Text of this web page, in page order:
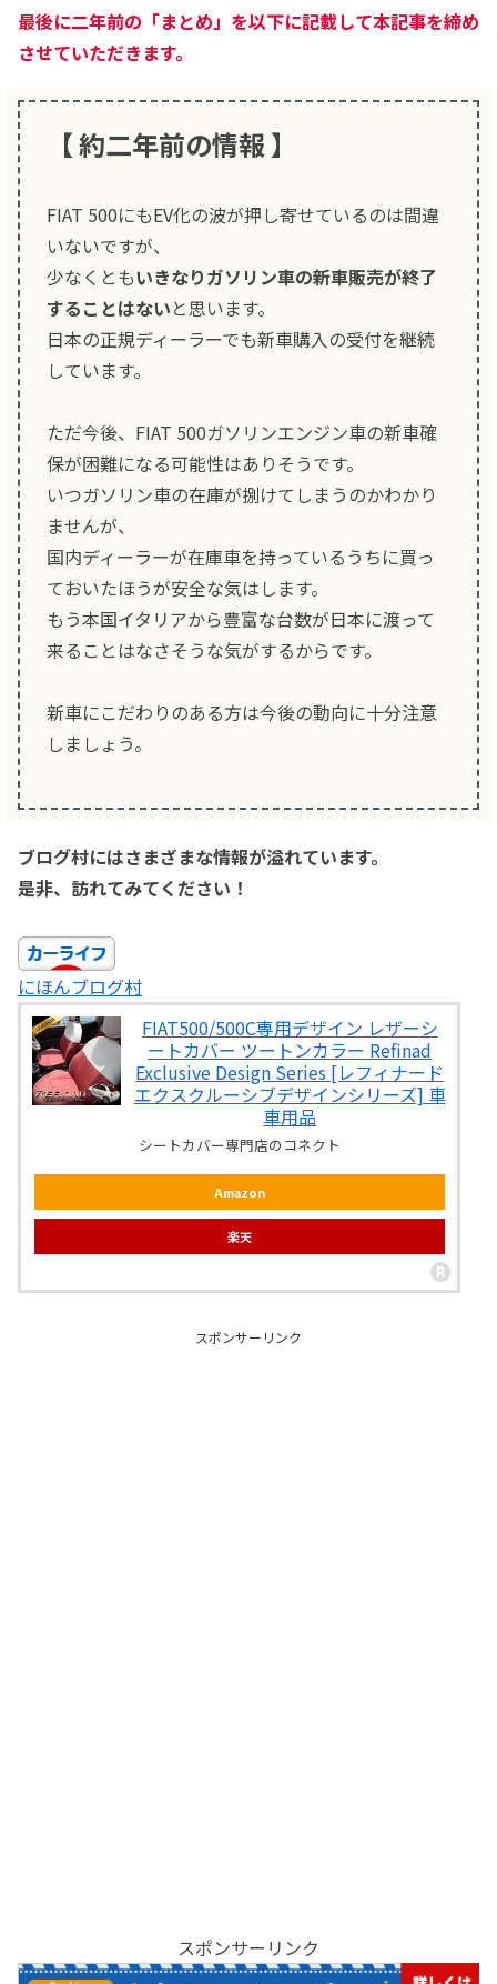
最後に二年前の「まとめ」を以下に記載して本記事を締め
させていただきます。
【 約二年前の情報 】
FIAT 500にもEV化の波が押し寄せているのは間違
いないですが、
少なくともいきなりガソリン車の新車販売が終了
することはないと思います。
日本の正規ディーラーでも新車購入の受付を継続
しています。
ただ今後、FIAT 500ガソリンエンジン車の新車確
保が困難になる可能性はありそうです。
いつガソリン車の在庫が捌けてしまうのかわかり
ませんが、
国内ディーラーが在庫車を持っているうちに買っ
ておいたほうが安全な気はします。
もう本国イタリアから豊富な台数が日本に渡って
来ることはなさそうな気がするからです。
新車にこだわりのある方は今後の動向に十分注意
しましょう。
ブログ村にはさまざまな情報が溢れています。
是非、訪れてみてください！
にほんブログ村
FIAT500/500C専用デザイン レザーシ
ートカバー ツートンカラー Refinad
Exclusive Design Series [レフィナード
エクスクルーシブデザインシリーズ] 車
車用品
シートカバー専門店のコネクト
Amazon
楽天
スポンサーリンク
スポンサーリンク